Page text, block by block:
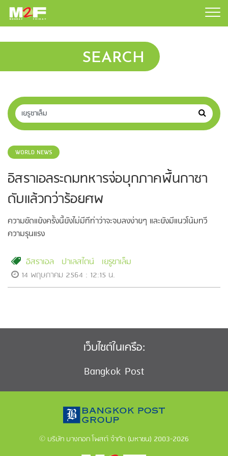
SEARCH
WORLD NEWS
อิสราเอลระดมทหารจ่อบุกภาคพื้นกาซา
ดับแล้วกว่าร้อยศพ
ความขัดแย้งครั้งนี้ยังไม่มีทีท่าว่าจะจบลงง่ายๆ และยังมีแนวโน้มทวี
ความรุนแรง
อิสราเอล ปาเลสไตน์ เยรูซาเล็ม
14 พฤษภาคม 2564 : 12:15 น.
เว็บไซต์ในเครือ:
Bangkok Post
© บริษัท บางกอก โพสต์ จำกัด (มหาชน) 2003-2026